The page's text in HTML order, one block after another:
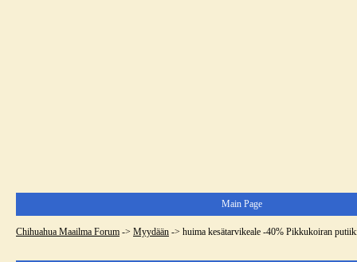
Main Page
Chihuahua Maailma Forum -> Myydään -> huima kesätarvikeale -40% Pikkukoiran